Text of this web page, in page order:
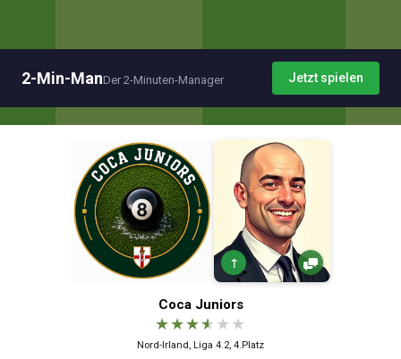
2-Min-ManDer 2-Minuten-Manager Jetzt spielen
↑
Coca Juniors
★★★★ ★ ★
Nord-Irland, Liga 4.2, 4.Platz